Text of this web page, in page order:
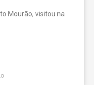
Mourão, visitou na